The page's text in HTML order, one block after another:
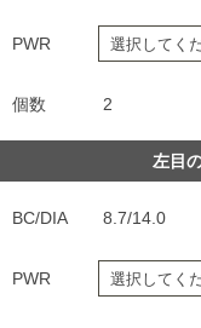
PWR
個数 2
左目
BC/DIA 8.7/14.0
PWR